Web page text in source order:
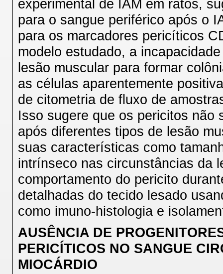
experimental de IAM em ratos,
para o sangue periférico após o
para os marcadores pericíticos
modelo estudado, a
lesão muscular para formar
as células aparentemente
de citometria de fluxo de
Isso sugere que os pericitos não
após diferentes tipos de lesão
suas características como
intrínseco nas circunstâncias da
comportamento do pericito
detalhadas do tecido lesado
como imuno-histologia e
AUSÊNCIA DE
PERICÍTICOS NO SANGUE
MIOCÁRDIO